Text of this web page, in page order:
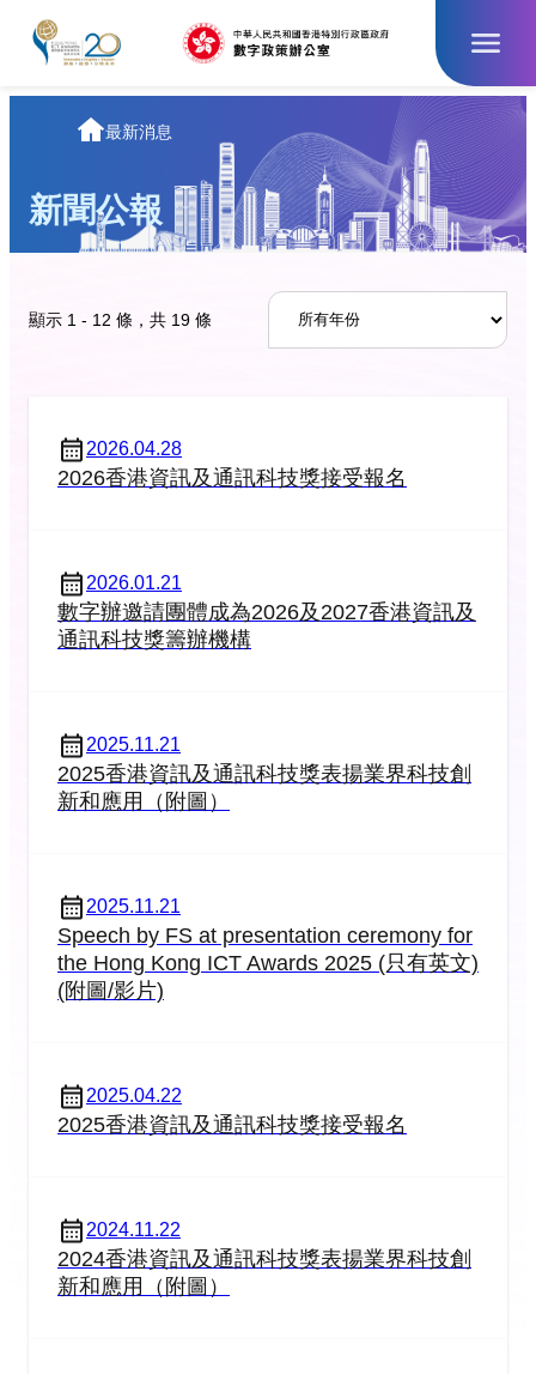
要
主
頁
最新消息
新聞公報
顯示 1 - 12 條，共 19 條
2026.04.28
2026香港資訊及通訊科技獎接受報名
2026.01.21
數字辦邀請團體成為2026及2027香港資訊及
通訊科技獎籌辦機構
2025.11.21
2025香港資訊及通訊科技獎表揚業界科技創
新和應用（附圖）
2025.11.21
Speech by FS at presentation ceremony for
the Hong Kong ICT Awards 2025 (只有英文)
(附圖/影片)
2025.04.22
2025香港資訊及通訊科技獎接受報名
2024.11.22
2024香港資訊及通訊科技獎表揚業界科技創
新和應用（附圖）